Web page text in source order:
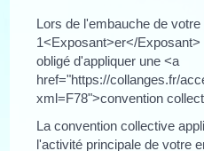
Lors de l'embauche de votre
1<Exposant>er</
obligé d'appliquer une <a
href="https://collanges.fr/
xml=F78">convention
La convention collective
l'activité principale de votre